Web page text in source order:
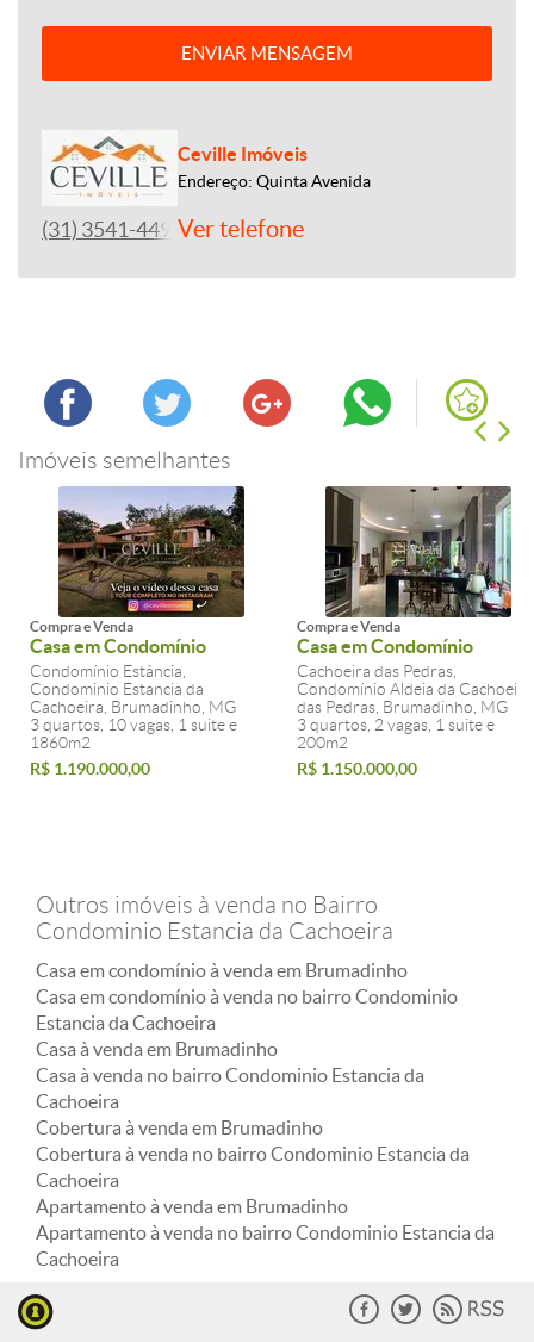
ENVIAR MENSAGEM
Ceville Imóveis
Endereço: Quinta Avenida
(31) 3541-4492Ver telefone
Imóveis semelhantes
Compra e Venda
Casa em Condomínio
Condomínio Estância,
Condominio Estancia da
Cachoeira, Brumadinho, MG
3 quartos, 10 vagas, 1 suite e
1860m2
R$ 1.190.000,00
Compra e Venda
Casa em Condomínio
Cachoeira das Pedras,
Condomínio Aldeia da Cachoeira
das Pedras, Brumadinho, MG
3 quartos, 2 vagas, 1 suite e
200m2
R$ 1.150.000,00
Outros imóveis à venda no Bairro
Condominio Estancia da Cachoeira
Casa em condomínio à venda em Brumadinho
Casa em condomínio à venda no bairro Condominio
Estancia da Cachoeira
Casa à venda em Brumadinho
Casa à venda no bairro Condominio Estancia da
Cachoeira
Cobertura à venda em Brumadinho
Cobertura à venda no bairro Condominio Estancia da
Cachoeira
Apartamento à venda em Brumadinho
Apartamento à venda no bairro Condominio Estancia da
Cachoeira